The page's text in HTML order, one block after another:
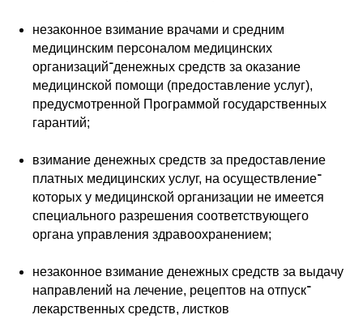
незаконное взимание врачами и средним
медицинским персоналом медицинских
организаций־денежных средств за оказание
медицинской помощи (предоставление услуг),
предусмотренной Программой государственных
гарантий;
взимание денежных средств за предоставление
платных медицинских услуг, на осуществление־
которых у медицинской организации не имеется
специального разрешения соответствующего
органа управления здравоохранением;
незаконное взимание денежных средств за выдачу
направлений на лечение, рецептов на отпуск־
лекарственных средств, листков